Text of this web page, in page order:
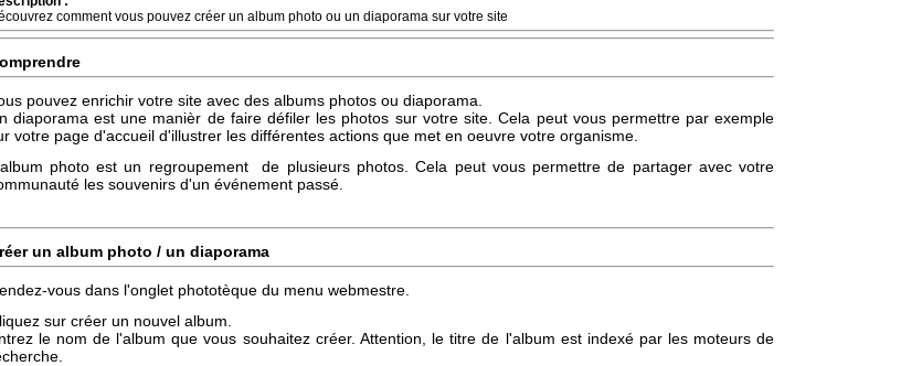
comment vous pouvez créer un album photo ou un diaporama sur votre site
pouvez enrichir votre site avec des albums photos ou diaporama.
diaporama est une manièr de faire défiler les photos sur votre site. Cela peut vous permettre par exemple
votre page d'accueil d'illustrer les différentes actions que met en oeuvre votre organisme.
photo est un regroupement de plusieurs photos. Cela peut vous permettre de partager avec votre
les souvenirs d'un événement passé.
un album photo / un diaporama
vous dans l'onglet phototèque du menu webmestre.
sur créer un nouvel album.
le nom de l'album que vous souhaitez créer. Attention, le titre de l'album est indexé par les moteurs de